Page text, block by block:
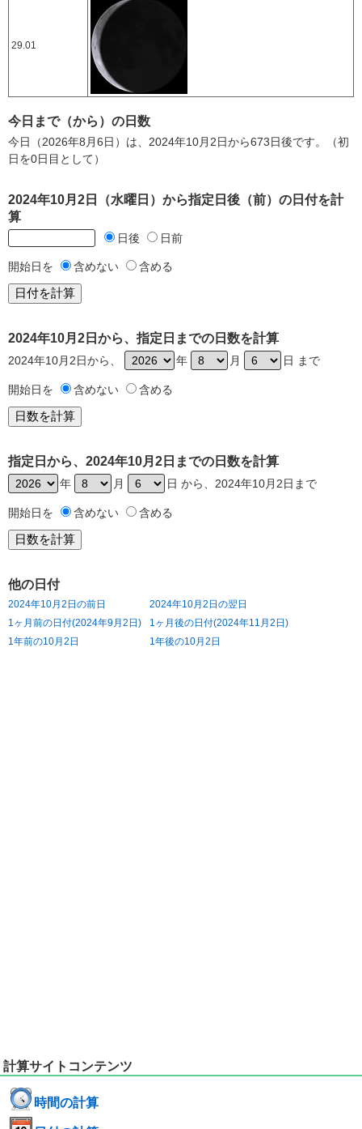
29.01
今日まで（から）の日数
今日（2026年8月6日）は、2024年10月2日から673日後です。（初
日を0日目として）
2024年10月2日（水曜日）から指定日後（前）の日付を計
算
日後 日前
開始日を 含めない 含める
2024年10月2日から、指定日までの日数を計算
2024年10月2日から、 年 月 日 まで
開始日を 含めない 含める
指定日から、2024年10月2日までの日数を計算
年 月 日 から、2024年10月2日まで
開始日を 含めない 含める
他の日付
2024年10月2日の前日
2024年10月2日の翌日
1ヶ月前の日付(2024年9月2日)
1ヶ月後の日付(2024年11月2日)
1年前の10月2日
1年後の10月2日
計算サイトコンテンツ
時間の計算